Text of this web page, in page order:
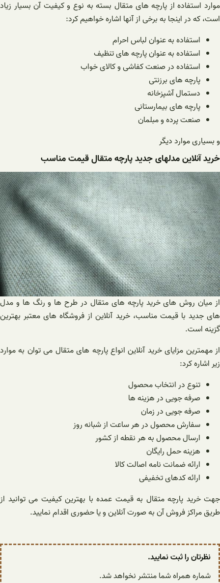
موارد استفاده از پارچه های متقال بسته به نوع و کیفیت آن بسیار زیاد
است، که در اینجا به برخی از آنها اشاره خواهیم کرد:
استفاده به عنوان لباس احرام
استفاده به عنوان پارچه های تنظیف
استفاده در صنعت کفاشی و کالای خواب
پارچه های برزنتی
دستمال آشپزخانه
پارچه های بیمارستانی
صنعت پرده و مبلمان
و بسیاری موارد دیگر
خرید آنلاین مدلهای جدید پارچه متقال قیمت مناسب
از میان روش های خرید پارچه های متقال در طرح ها و رنگ ها و مدل
های جدید با قیمت مناسب، خرید آنلاین از فروشگاه های معتبر بهترین
گزینه است.
از مهمترین مزایای خرید آنلاین انواع پارچه های متقال می توان به موارد
زیر اشاره کرد:
تنوع در انتخاب محصول
صرفه جویی در هزینه ها
صرفه جویی در زمان
سفارش محصول در هر ساعت از شبانه روز
ارسال محصول به هر نقطه از کشور
هزینه حمل رایگان
ارائه ضمانت نامه اصالت کالا
ارائه کدهای تخفیفی
جهت خرید پارچه متقال به قیمت عمده با بهترین کیفیت می توانید از
طریق مراکز فروش آن به صورت آنلاین و یا حضوری اقدام نمایید.
نظرتان را ثبت نمایید.
شماره همراه شما منتشر نخواهد شد.